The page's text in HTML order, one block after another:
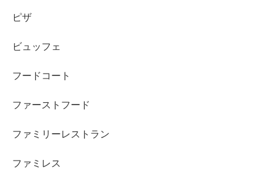
ピザ
ビュッフェ
フードコート
ファーストフード
ファミリーレストラン
ファミレス